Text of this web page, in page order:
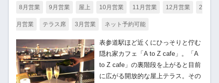
8月営業 9月営業 屋上 10月営業 11月営業 12月営業 2
月営業 テラス席 3月営業 ネット予約可能
表参道駅ほど近くにひっそりと佇む
隠れ家カフェ「A to Z cafe」。「A
to Z cafe」の裏階段を上がると目前
に広がる開放的な屋上テラス。その